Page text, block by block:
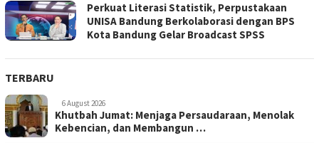
Perkuat Literasi Statistik, Perpustakaan
UNISA Bandung Berkolaborasi dengan BPS
Kota Bandung Gelar Broadcast SPSS
TERBARU
6 August 2026
Khutbah Jumat: Menjaga Persaudaraan, Menolak
Kebencian, dan Membangun …